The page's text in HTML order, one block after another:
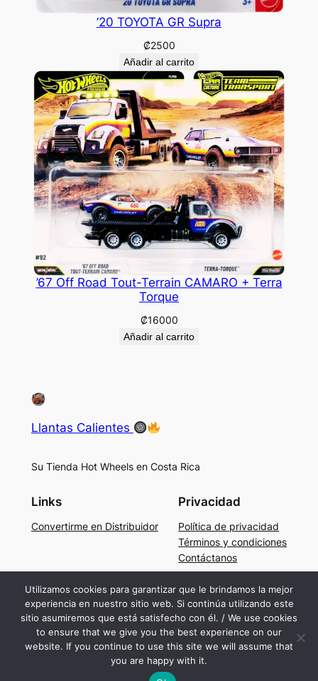
’20 TOYOTA GR Supra
₡2500
Añadir al carrito
’67 Off Road Tout-Terrain CAMARO + Terra
Torque
₡16000
Añadir al carrito
Llantas Calientes
Su Tienda Hot Wheels en Costa Rica
Links
Convertirme en Distribuidor
Privacidad
Política de privacidad
Términos y condiciones
Contáctanos
Social
Facebook
Instagram
TikTok
Utilizamos cookies para garantizar que le brindamos la mejor
experiencia en nuestro sitio web. Si continúa utilizando este
sitio asumiremos que está satisfecho con él. / We use cookies
to ensure that we give you the best experience on our
website. If you continue to use this site we will assume that
you are happy with it.